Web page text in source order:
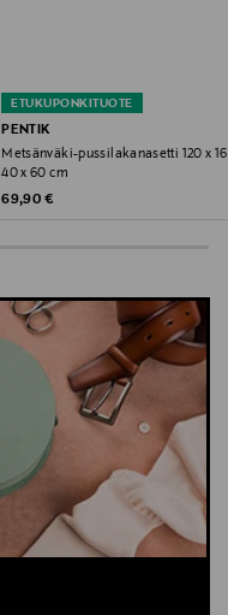
ETUKUPONKITUOTE
PENTIK
Metsänväki-pussilakanasetti 120 x
40 x 60 cm
Original Price
69,90 €